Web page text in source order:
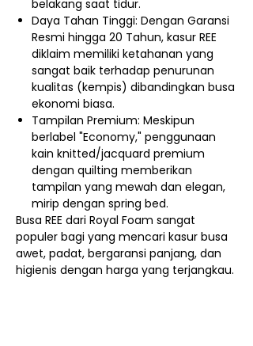
belakang saat tidur.
Daya Tahan Tinggi: Dengan Garansi
Resmi hingga 20 Tahun, kasur REE
diklaim memiliki ketahanan yang
sangat baik terhadap penurunan
kualitas (kempis) dibandingkan busa
ekonomi biasa.
Tampilan Premium: Meskipun
berlabel "Economy," penggunaan
kain knitted/jacquard premium
dengan quilting memberikan
tampilan yang mewah dan elegan,
mirip dengan spring bed.
Busa REE dari Royal Foam sangat
populer bagi yang mencari kasur busa
awet, padat, bergaransi panjang, dan
higienis dengan harga yang terjangkau.